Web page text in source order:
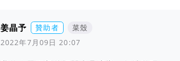
姜晶予 贊助者
菜殼
2022年7月09日 20:07